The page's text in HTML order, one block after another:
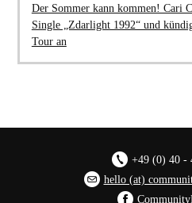
Der Sommer kann kommen! Cari
Single „Zdarlight 1992“ und
Tour an
+49 (0) 40 -
hello (at)